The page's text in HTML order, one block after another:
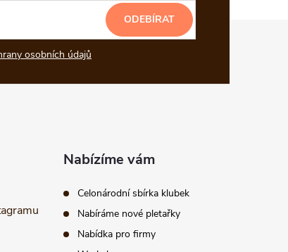
osobních údajů
ODEBÍRAT
Nabízíme vám
Celonárodní sbírka klubek
Nabíráme nové pletařky
Nabídka pro firmy